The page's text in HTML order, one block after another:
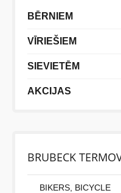
Novērtējums:
Uzrakstītu simbolu
BĒRNIEM
VĪRIEŠIEM
SIEVIETĒM
AKCIJAS
BRUBECK
BIKERS, BICYCLE